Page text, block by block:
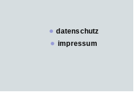
datenschutz
impressum